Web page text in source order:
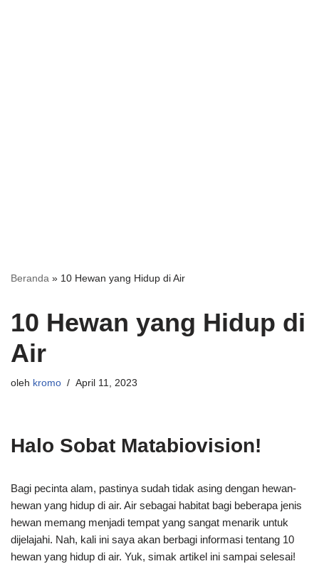
Beranda » 10 Hewan yang Hidup di Air
10 Hewan yang Hidup di
Air
oleh kromo April 11, 2023
Halo Sobat Matabiovision!
Bagi pecinta alam, pastinya sudah tidak asing dengan hewan-
hewan yang hidup di air. Air sebagai habitat bagi beberapa jenis
hewan memang menjadi tempat yang sangat menarik untuk
dijelajahi. Nah, kali ini saya akan berbagi informasi tentang 10
hewan yang hidup di air. Yuk, simak artikel ini sampai selesai!